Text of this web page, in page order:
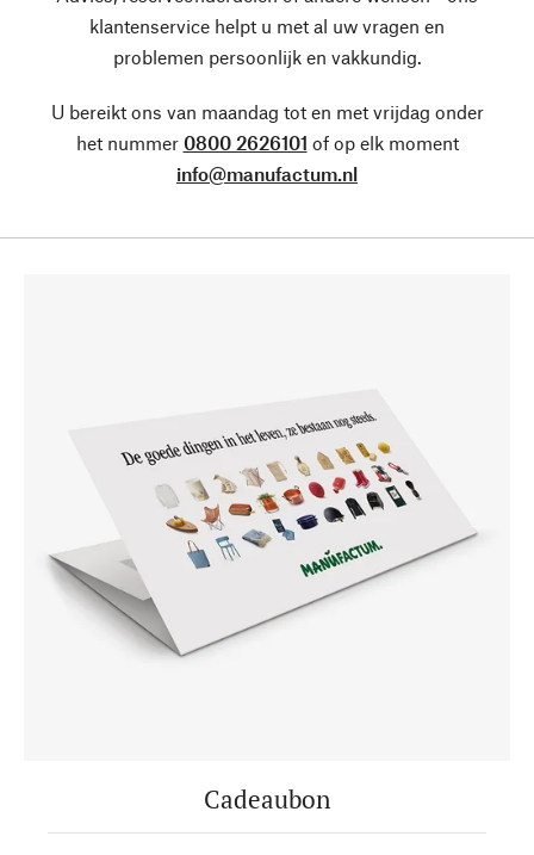
klantenservice helpt u met al uw vragen en
problemen persoonlijk en vakkundig.
U bereikt ons van maandag tot en met vrijdag onder
het nummer 0800 2626101 of op elk moment
info@manufactum.nl
Cadeaubon